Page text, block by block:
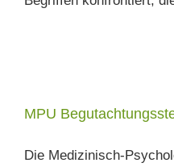
MPU
Die Medizinisch-